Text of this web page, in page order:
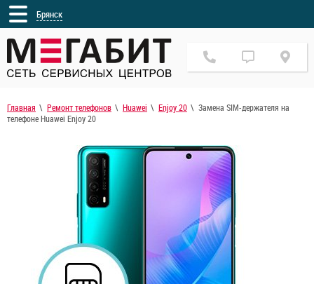
Брянск
Главная Ремонт телефонов Huawei Enjoy 20
Замена SIM-держателя на
телефоне Huawei Enjoy 20